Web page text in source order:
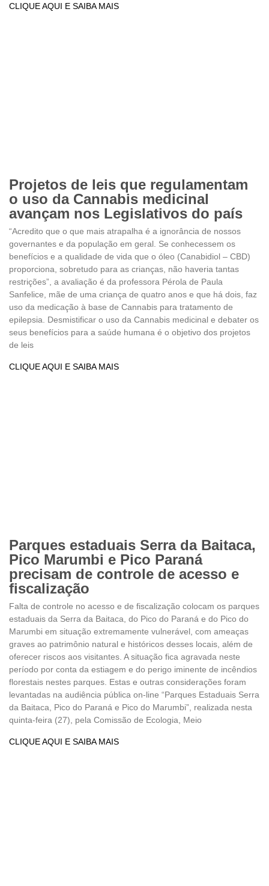
CLIQUE AQUI E SAIBA MAIS
Projetos de leis que regulamentam
o uso da Cannabis medicinal
avançam nos Legislativos do país
“Acredito que o que mais atrapalha é a ignorância de nossos
governantes e da população em geral. Se conhecessem os
benefícios e a qualidade de vida que o óleo (Canabidiol – CBD)
proporciona, sobretudo para as crianças, não haveria tantas
restrições”, a avaliação é da professora Pérola de Paula
Sanfelice, mãe de uma criança de quatro anos e que há dois, faz
uso da medicação à base de Cannabis para tratamento de
epilepsia. Desmistificar o uso da Cannabis medicinal e debater os
seus benefícios para a saúde humana é o objetivo dos projetos
de leis
CLIQUE AQUI E SAIBA MAIS
Parques estaduais Serra da Baitaca,
Pico Marumbi e Pico Paraná
precisam de controle de acesso e
fiscalização
Falta de controle no acesso e de fiscalização colocam os parques
estaduais da Serra da Baitaca, do Pico do Paraná e do Pico do
Marumbi em situação extremamente vulnerável, com ameaças
graves ao patrimônio natural e históricos desses locais, além de
oferecer riscos aos visitantes. A situação fica agravada neste
período por conta da estiagem e do perigo iminente de incêndios
florestais nestes parques. Estas e outras considerações foram
levantadas na audiência pública on-line “Parques Estaduais Serra
da Baitaca, Pico do Paraná e Pico do Marumbi”, realizada nesta
quinta-feira (27), pela Comissão de Ecologia, Meio
CLIQUE AQUI E SAIBA MAIS